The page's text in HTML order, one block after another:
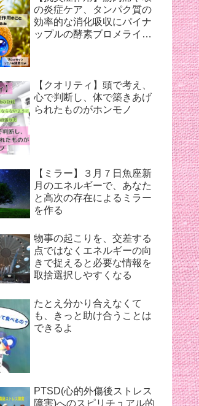
の炎症ケア、タンパク質の
効率的な消化吸収にパイナ
ップルの酵素ブロメライン
【クオリティ】頭で考え、
心で判断し、体で築きあげ
られたものがホンモノ
【ミラー】３月７日魚座新
月のエネルギーで、あなた
と高次の存在によるミラー
を作る
物事の起こりを、交差する
点ではなくエネルギーの向
きで捉えると必要な情報を
取捨選択しやすくなる
たとえ分かり合えなくて
も、きっと助け合うことは
できるよ
PTSD(心的外傷後ストレス
障害)へのスピリチュアル的